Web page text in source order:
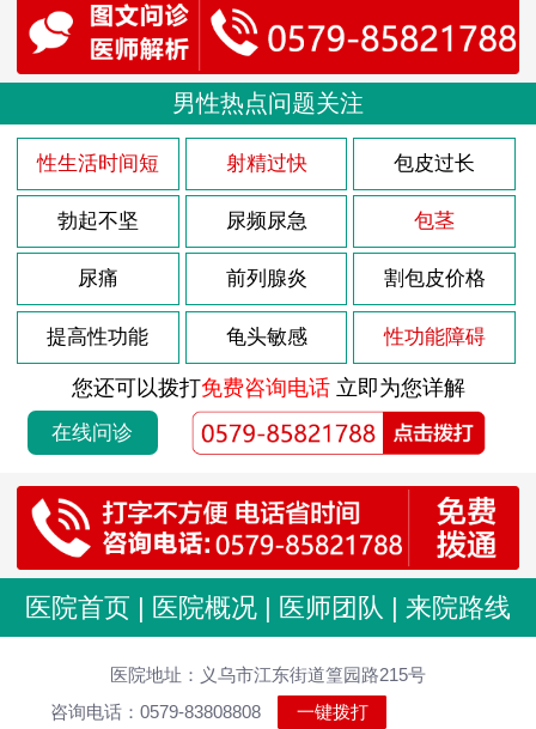
男性患少精症的原因是什么
男性热点问题关注
性生活时间短 射精过快 包皮过长
勃起不坚 尿频尿急 包茎
尿痛 前列腺炎 割包皮价格
提高性功能 龟头敏感 性功能障碍
您还可以拨打免费咨询电话立即为您详解
在线问诊
医院首页 | 医院概况 | 医师团队 | 来院路线
医院地址：义乌市江东街道篁园路215号
咨询电话：0579-83808808
一键拨打